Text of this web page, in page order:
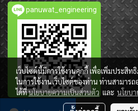
panuwat_engineering
เว็บไซต์นี้มีการใช้งานคุกกี้ เพื่อเพิ่มประสิ
ในการใช้งานเว็บไซต์ของท่าน ท่านสามาร
ได้ที่นโยบายความเป็นส่วนตัว และ นโยบ